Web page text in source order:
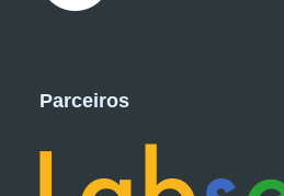
Parceiros